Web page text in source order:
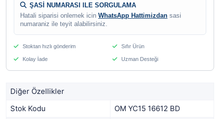
ŞASİ NUMARASI ILE SORGULAMA
Hatali siparisi onlemek icin WhatsApp Hattimizdan sasi
numaraniz ile teyit alabilirsiniz.
Stoktan hızlı gönderim Sıfır Ürün
Kolay İade Uzman Desteği
Diğer Özellikler
Stok Kodu
OM YC15 16612 BD